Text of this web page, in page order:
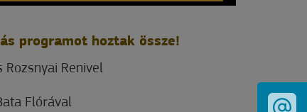
programot hoztak össze!
Rozsnyai Renivel
Flórával